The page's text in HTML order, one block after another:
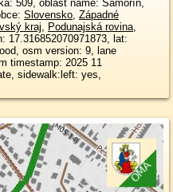
Slovensko, Západné
kraj, Podunajská rovina,
17.316852070971873, lat:
osm version: 9, lane
timestamp: 2025 11
sidewalk:left: yes,